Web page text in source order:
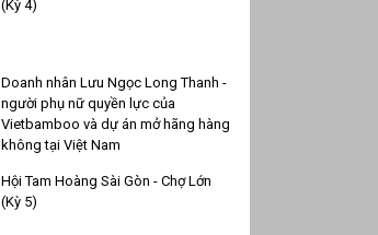
(Kỳ 4)
Doanh nhân Lưu Ngọc Long Thanh -
người phụ nữ quyền lực của
Vietbamboo và dự án mở hãng hàng
không tại Việt Nam
Hội Tam Hoàng Sài Gòn - Chợ Lớn
(Kỳ 5)